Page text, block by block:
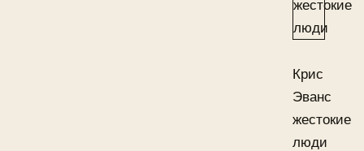
Крис
Эванс
жестокие
люди